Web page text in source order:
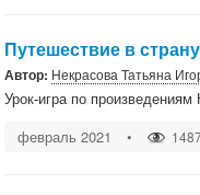
Путешествие в
Автор: Некрасова Татьяна
Урок-игра по
февраль 2021 •